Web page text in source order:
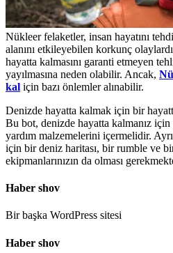
Nükleer felaketler, insan hayatını
alanını etkileyebilen korkunç
hayatta kalmasını garanti etmeyen
yayılmasına neden olabilir. Ancak,
kal için bazı önlemler alınabilir.
Denizde hayatta kalmak için bir
Bu bot, denizde hayatta kalmanız
yardım malzemelerini içermelidir.
için bir deniz haritası, bir rumble ve
ekipmanlarınızın da olması
Haber shov
Bir başka WordPress sitesi
Haber shov